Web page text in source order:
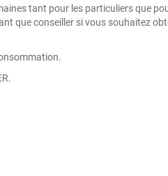
tant pour les particuliers que
que conseiller si vous souhaitez